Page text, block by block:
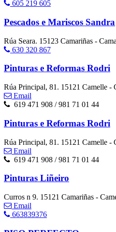
605 219 605
Pescados e Mariscos Sandra
Rúa Seara. 15123 Camariñas -
630 320 867
Pinturas e Reformas Rodri
Rúa Principal, 81. 15121 Camelle -
Email
619 471 908 / 981 71 01 44
Pinturas e Reformas Rodri
Rúa Principal, 81. 15121 Camelle -
Email
619 471 908 / 981 71 01 44
Pinturas Liñeiro
Curros n 9. 15121 Camariñas -
Email
663839376